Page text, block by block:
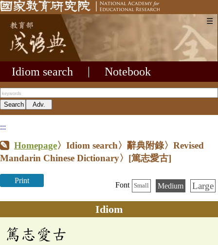
☰
Idiom search Notebook
:::
Homepage〉Idiom search〉辭典附錄〉Revised
Mandarin Chinese Dictionary〉 [篤志愛古]
Print
Font Small Medium Large
Idiom
篤志愛古